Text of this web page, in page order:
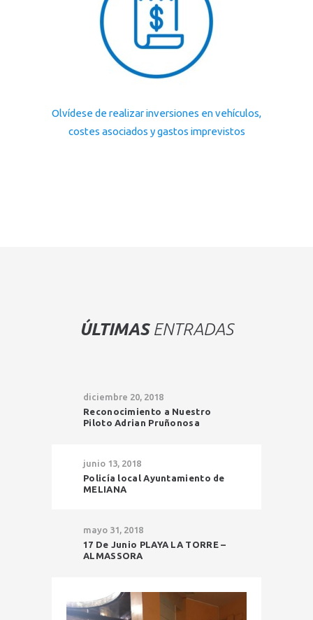
Olvídese de realizar inversiones en vehículos,
costes asociados y gastos imprevistos
ÚLTIMAS ENTRADAS
diciembre 20, 2018
Reconocimiento a Nuestro
Piloto Adrian Pruñonosa
junio 13, 2018
Policía local Ayuntamiento de
MELIANA
mayo 31, 2018
17 De Junio PLAYA LA TORRE –
ALMASSORA